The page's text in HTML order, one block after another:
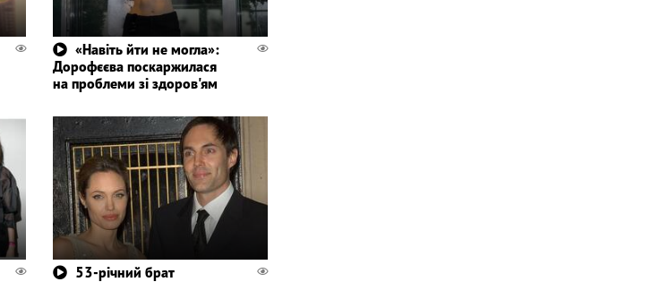
«Навіть йти не могла»:
Дорофєєва поскаржилася
на проблеми зі здоров'ям
53-річний брат